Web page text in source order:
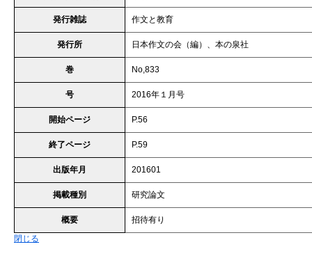
発行雑誌 作文と教育
発行所 日本作文の会（編）、本の泉社
巻 No,833
号 2016年１月号
開始ページ P.56
終了ページ P.59
出版年月 201601
掲載種別 研究論文
概要
招待有り
閉じる